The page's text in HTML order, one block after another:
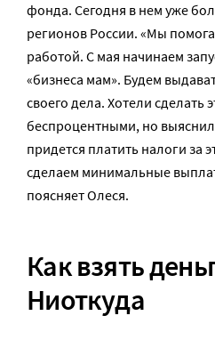
фонда. Сегодня в нем уже
регионов России. «Мы
работой. С мая начинаем
«бизнеса мам». Будем
своего дела. Хотели сделать
беспроцентными, но
придется платить налоги за
сделаем минимальные
поясняет Олеся.
Как взять
Ниоткуда